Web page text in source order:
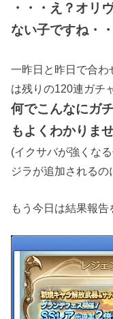
・・・え？オリ
ない子ですね・・
一昨日と昨日で合わ
は残りの120連ガチ
何でこんなにガ
もよくわかりま
(イクサバが強くな
ジラが追加されるの
もう今日は結果報